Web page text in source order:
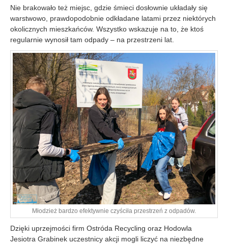
Nie brakowało też miejsc, gdzie śmieci dosłownie układały się
warstwowo, prawdopodobnie odkładane latami przez niektórych
okolicznych mieszkańców. Wszystko wskazuje na to, że ktoś
regularnie wynosił tam odpady – na przestrzeni lat.
Młodzież bardzo efektywnie czyściła przestrzeń z odpadów.
Dzięki uprzejmości firm Ostróda Recycling oraz Hodowla
Jesiotra Grabinek uczestnicy akcji mogli liczyć na niezbędne